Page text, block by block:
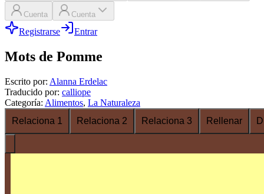
Cuenta Cuenta
Registrarse Entrar
Mots de Pomme
Escrito por: Alanna Erdelac
Traducido por: calliope
Categoría: Alimentos, La Naturaleza
Relaciona 1
Relaciona 2 Relaciona 3 Rellenar